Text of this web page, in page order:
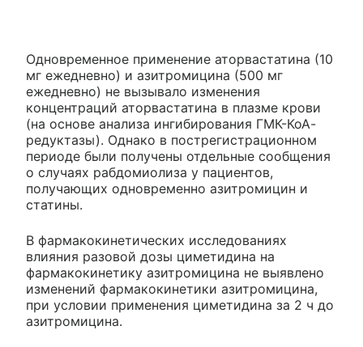
Одновременное применение аторвастатина (10
мг ежедневно) и азитромицина (500 мг
ежедневно) не вызывало изменения
концентраций аторвастатина в плазме крови
(на основе анализа ингибирования ГМК-КоА-
редуктазы). Однако в пострегистрационном
периоде были получены отдельные сообщения
о случаях рабдомиолиза у пациентов,
получающих одновременно азитромицин и
статины.
В фармакокинетических исследованиях
влияния разовой дозы циметидина на
фармакокинетику азитромицина не выявлено
изменений фармакокинетики азитромицина,
при условии применения циметидина за 2 ч до
азитромицина.